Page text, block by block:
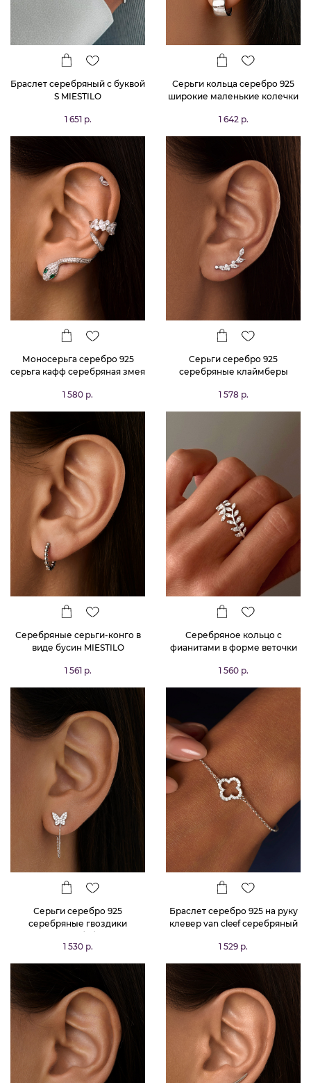
Браслет серебряный с буквой
S MIESTILO
1 651 р.
Серьги кольца серебро 925
широкие маленькие колечки
1 642 р.
Моносерьга серебро 925
серьга кафф серебряная змея
1 580 р.
Серьги серебро 925
серебряные клаймберы
1 578 р.
Серебряные серьги-конго в
виде бусин MIESTILO
1 561 р.
Серебряное кольцо с
фианитами в форме веточки
1 560 р.
Серьги серебро 925
серебряные гвоздики
1 530 р.
Браслет серебро 925 на руку
клевер van cleef серебряный
1 529 р.